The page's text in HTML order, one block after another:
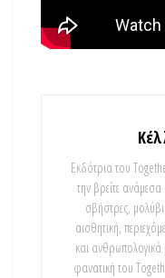
Εκδότρια του
την βρείτε ανάμεσα
σβήστρες,
αισθητική,
και ανθρωπολογικά
φανατική του